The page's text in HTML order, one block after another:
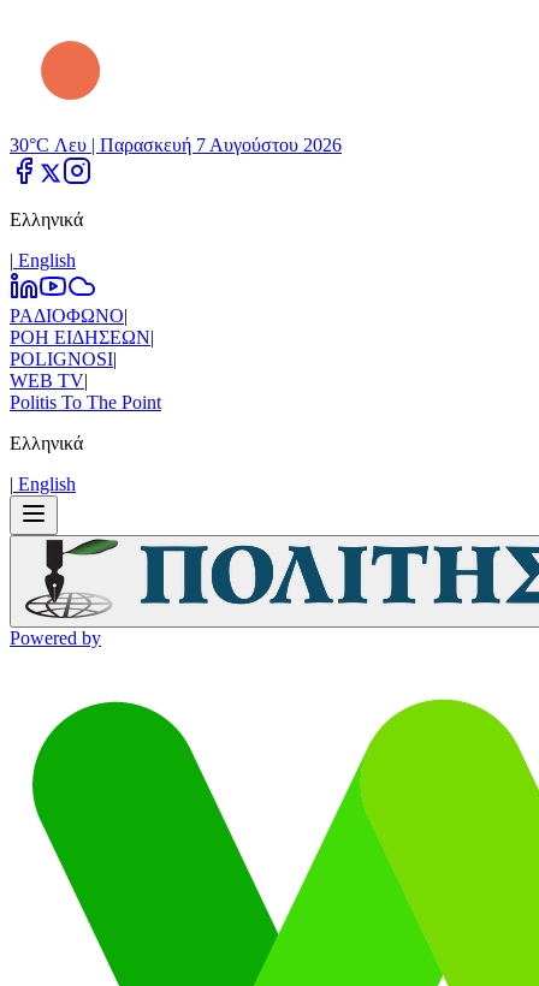
30°C Λευ | Παρασκευή 7 Αυγούστου 2026
Ελληνικά
| Εnglish
ΡΑΔΙΟΦΩΝΟ|
ΡΟΗ ΕΙΔΗΣΕΩΝ|
POLIGNOSI|
WEB TV|
Politis To The Point
Ελληνικά
| Εnglish
Powered by